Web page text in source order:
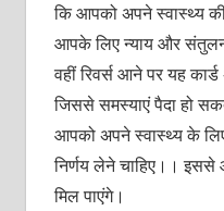
कि आपको अपने स्‍वास्‍थ्‍य की
आपके लिए न्‍याय और संतुलन
वहीं रिवर्स आने पर यह
जिससे समस्‍याएं पैदा हो
आपको अपने स्‍वास्‍थ्‍य के लिए
निर्णय लेने चाहिए।। इससे
मिल पाएंगे।